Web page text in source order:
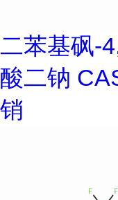
二苯基砜-
酸二钠
销